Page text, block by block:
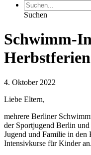
Suchen
Schwimm-
Herbstferien
4. Oktober 2022
Liebe Eltern,
mehrere Berliner
der Sportjugend Berlin
Jugend und Familie in
Intensivkurse für Kinder an.